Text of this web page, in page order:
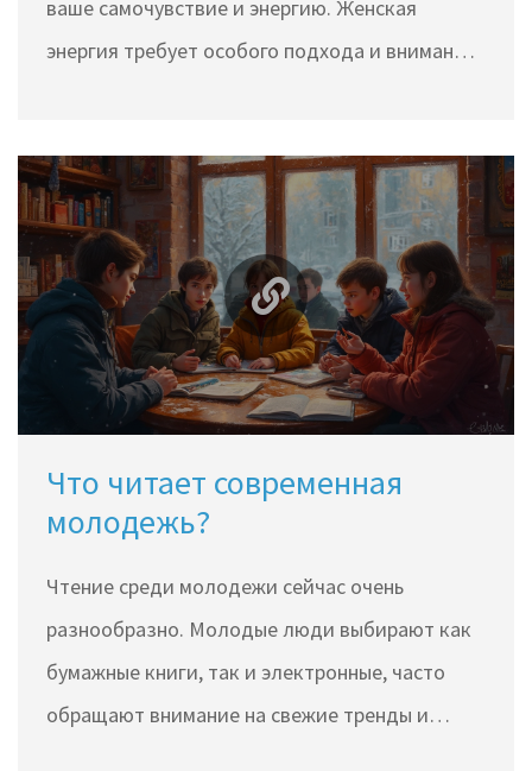
ваше самочувствие и энергию. Женская
энергия требует особого подхода и внимания,
предложены советы и конкретные примеры
произведений, помогающих восполнить
запасы женской энергии и найти внутренний
баланс. Узнайте, какие рассказы стоит читать
вечером, чтобы обрести гармонию и
позитивный настрой.
Что читает современная
молодежь?
Чтение среди молодежи сейчас очень
разнообразно. Молодые люди выбирают как
бумажные книги, так и электронные, часто
обращают внимание на свежие тренды и